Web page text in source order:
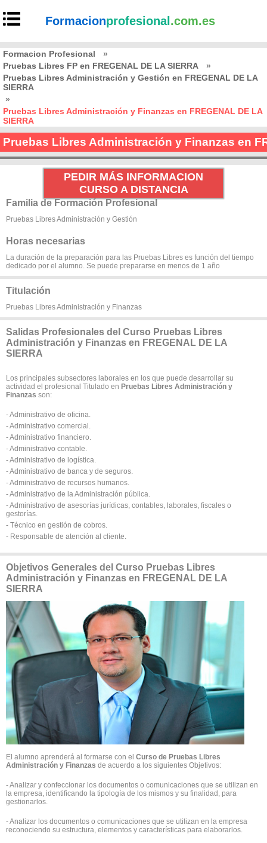
Formacionprofesional .com.es
Formacion Profesional
»
Pruebas Libres FP en FREGENAL DE LA SIERRA
»
Pruebas Libres Administración y Gestión en FREGENAL DE LA
SIERRA
»
Pruebas Libres Administración y Finanzas en FREGENAL DE LA
SIERRA
Pruebas Libres Administración y Finanzas en
PEDIR MÁS INFORMACION
CURSO A DISTANCIA
Familia de Formación Profesional
Pruebas Libres Administración y Gestión
Horas necesarias
La duración de la preparación para las Pruebas Libres es función del tiempo
dedicado por el alumno. Se puede prepararse en menos de 1 año
Titulación
Pruebas Libres Administración y Finanzas
Salidas Profesionales del Curso Pruebas Libres
Administración y Finanzas en FREGENAL DE LA
SIERRA
Los principales subsectores laborales en los que puede desarrollar su
actividad el profesional Titulado en Pruebas Libres Administración y
Finanzas son:
- Administrativo de oficina.
- Administrativo comercial.
- Administrativo financiero.
- Administrativo contable.
- Administrativo de logística.
- Administrativo de banca y de seguros.
- Administrativo de recursos humanos.
- Administrativo de la Administración pública.
- Administrativo de asesorías jurídicas, contables, laborales, fiscales o
gestorías.
- Técnico en gestión de cobros.
- Responsable de atención al cliente.
Objetivos Generales del Curso Pruebas Libres
Administración y Finanzas en FREGENAL DE LA
SIERRA
El alumno aprenderá al formarse con el Curso de Pruebas Libres
Administración y Finanzas de acuerdo a los siguientes Objetivos:
- Analizar y confeccionar los documentos o comunicaciones que se utilizan en
la empresa, identificando la tipología de los mismos y su finalidad, para
gestionarlos.
- Analizar los documentos o comunicaciones que se utilizan en la empresa
reconociendo su estructura, elementos y características para elaborarlos.